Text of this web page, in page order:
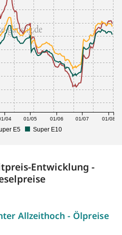
04 01/05 01/06 01/07 01/08
E5 Super E10
Entwicklung -
Allzeithoch - Ölpreise